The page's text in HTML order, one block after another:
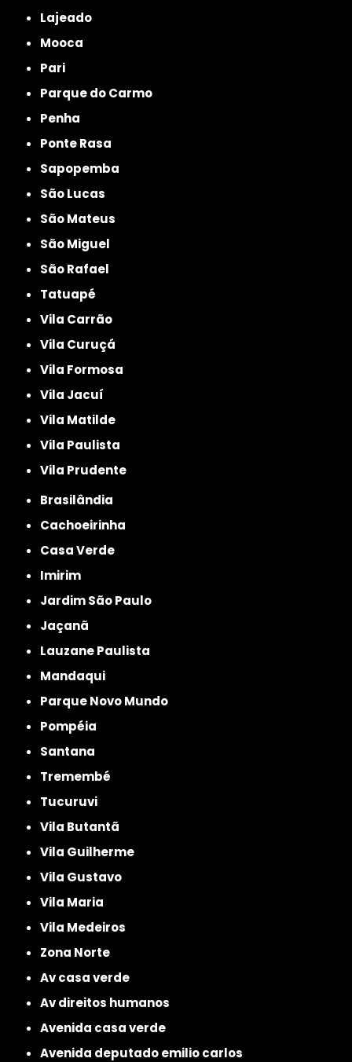
Lajeado
Mooca
Pari
Parque do Carmo
Penha
Ponte Rasa
Sapopemba
São Lucas
São Mateus
São Miguel
São Rafael
Tatuapé
Vila Carrão
Vila Curuçá
Vila Formosa
Vila Jacuí
Vila Matilde
Vila Paulista
Vila Prudente
Brasilândia
Cachoeirinha
Casa Verde
Imirim
Jardim São Paulo
Jaçanã
Lauzane Paulista
Mandaqui
Parque Novo Mundo
Pompéia
Santana
Tremembé
Tucuruvi
Vila Butantã
Vila Guilherme
Vila Gustavo
Vila Maria
Vila Medeiros
Zona Norte
av casa verde
av direitos humanos
avenida casa verde
avenida deputado emilio carlos